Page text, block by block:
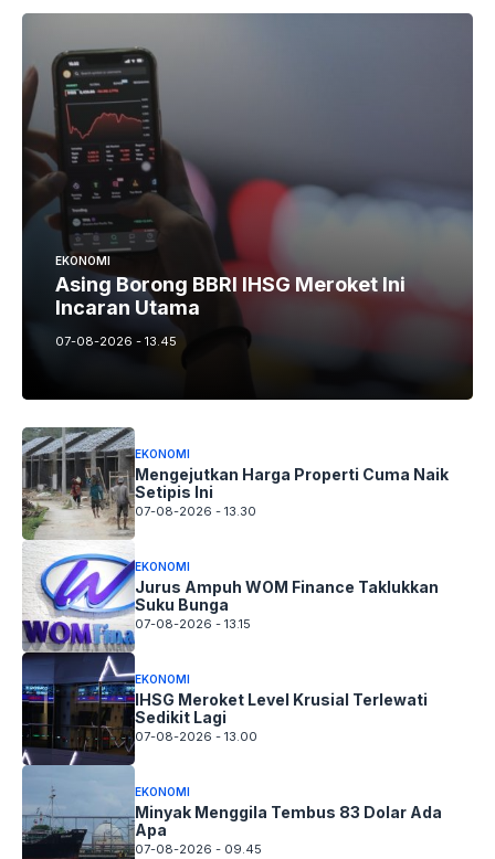
EKONOMI
Asing Borong BBRI IHSG Meroket Ini
Incaran Utama
07-08-2026 - 13.45
EKONOMI
Mengejutkan Harga Properti Cuma Naik
Setipis Ini
07-08-2026 - 13.30
EKONOMI
Jurus Ampuh WOM Finance Taklukkan
Suku Bunga
07-08-2026 - 13.15
EKONOMI
IHSG Meroket Level Krusial Terlewati
Sedikit Lagi
07-08-2026 - 13.00
EKONOMI
Minyak Menggila Tembus 83 Dolar Ada
Apa
07-08-2026 - 09.45